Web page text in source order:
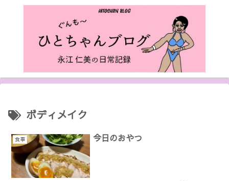
ボディメイク
食事 今日のおやつ